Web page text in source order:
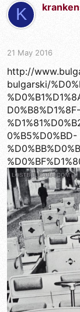
K
21 May 2016
http://
bulgarski/
0%B5%D0%BD-